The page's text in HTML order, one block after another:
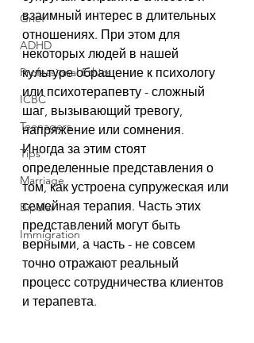
Grief
ADHD
Professional Ethics
ICBC
Teenagers
Tips
Marriage
Bipolar
Immigration
взаимный интерес в длительных
отношениях. При этом для
некоторых людей в нашей
культуре обращение к психологу
или психотерапевту - сложный
шаг, вызывающий тревогу,
напряжение или сомнения.
Иногда за этим стоят
определенные представления о
том, как устроена супружеская или
семейная терапия. Часть этих
представлений могут быть
верными, а часть - не совсем
точно отражают реальный
процесс сотрудничества клиентов
и терапевта.